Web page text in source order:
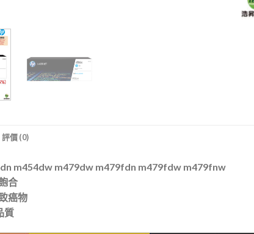
評價 (0)
m454dw m479dw m479fdn m479fdw m479fnw
合
癌物
質